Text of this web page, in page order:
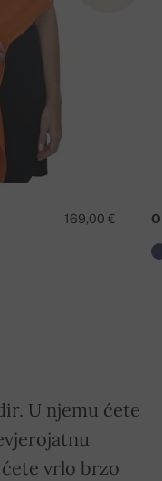
169,00 €
U njemu ćete
vrlo brzo